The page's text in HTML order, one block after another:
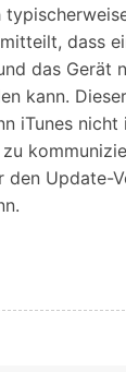
dass
das Gerät
kann.
iTunes nicht
den Update-